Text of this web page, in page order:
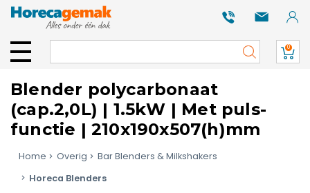
0
Blender polycarbonaat
(cap.2,0L) | 1.5kW | Met puls-
functie | 210x190x507(h)mm
Home Overig
Bar Blenders & Milkshakers
Horeca Blenders